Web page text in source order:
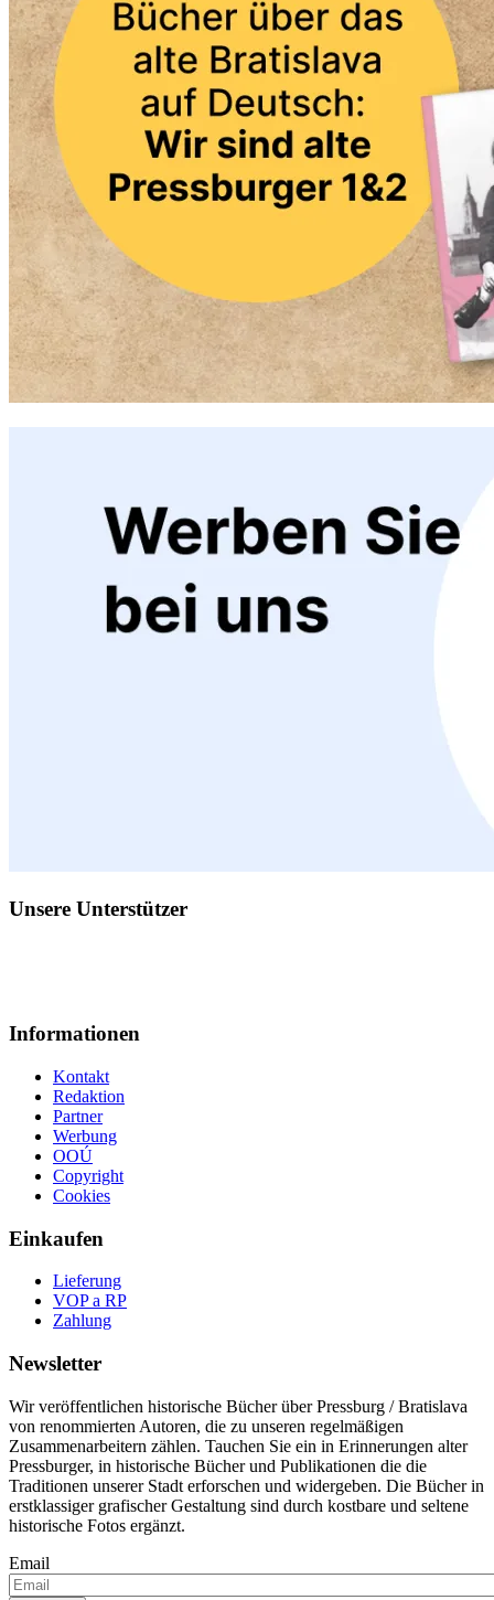
Unsere Unterstützer
Informationen
Kontakt
Redaktion
Partner
Werbung
OOÚ
Copyright
Cookies
Einkaufen
Lieferung
VOP a RP
Zahlung
Newsletter
Wir veröffentlichen historische Bücher über Pressburg / Bratislava
von renommierten Autoren, die zu unseren regelmäßigen
Zusammenarbeitern zählen. Tauchen Sie ein in Erinnerungen alter
Pressburger, in historische Bücher und Publikationen die die
Traditionen unserer Stadt erforschen und widergeben. Die Bücher in
erstklassiger grafischer Gestaltung sind durch kostbare und seltene
historische Fotos ergänzt.
Email